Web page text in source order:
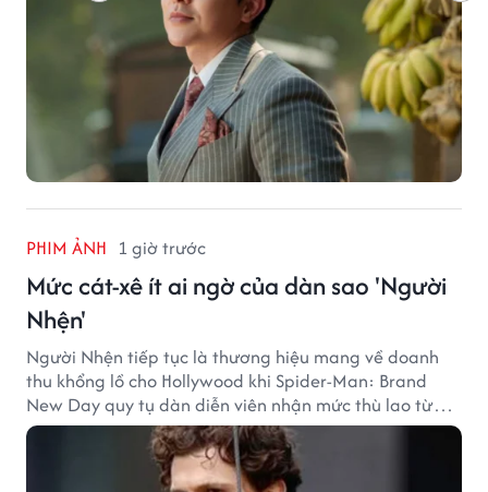
PHIM ẢNH 1 giờ trước
Mức cát-xê ít ai ngờ của dàn sao 'Người
Nhện'
Người Nhện tiếp tục là thương hiệu mang về doanh
thu khổng lồ cho Hollywood khi Spider-Man: Brand
New Day quy tụ dàn diễn viên nhận mức thù lao từ
hàng chục đến hàng trăm tỷ đồng. Thành công phòng
vé của bộ phim cũng giúp nhiều ngôi sao sở hữu khoản
thu nhập đáng mơ ước.